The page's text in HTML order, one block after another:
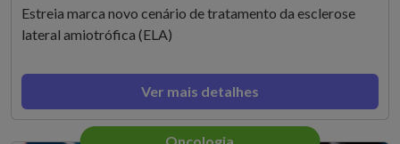
Estreia marca novo cenário de tratamento da esclerose
lateral amiotrófica (ELA)
Ver mais detalhes